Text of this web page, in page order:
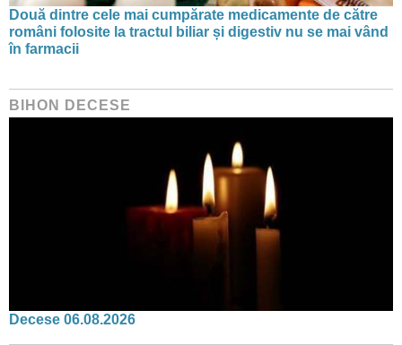
Două dintre cele mai cumpărate medicamente de către
români folosite la tractul biliar și digestiv nu se mai vând
în farmacii
BIHON DECESE
Decese 06.08.2026